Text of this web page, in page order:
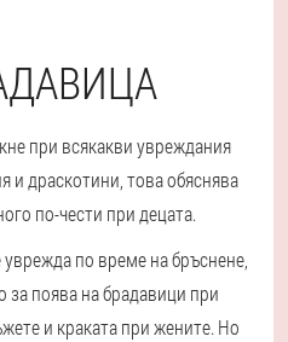
при всякакви увреждания
и драскотини, това обяснява
по-чести при децата.
по време на бръснене,
поява на брадавици при
и краката при жените. Но